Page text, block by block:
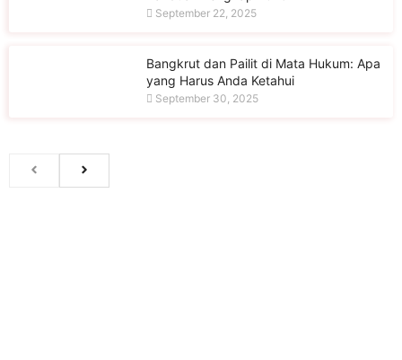
September 22, 2025
Bangkrut dan Pailit di Mata Hukum: Apa
yang Harus Anda Ketahui
September 30, 2025